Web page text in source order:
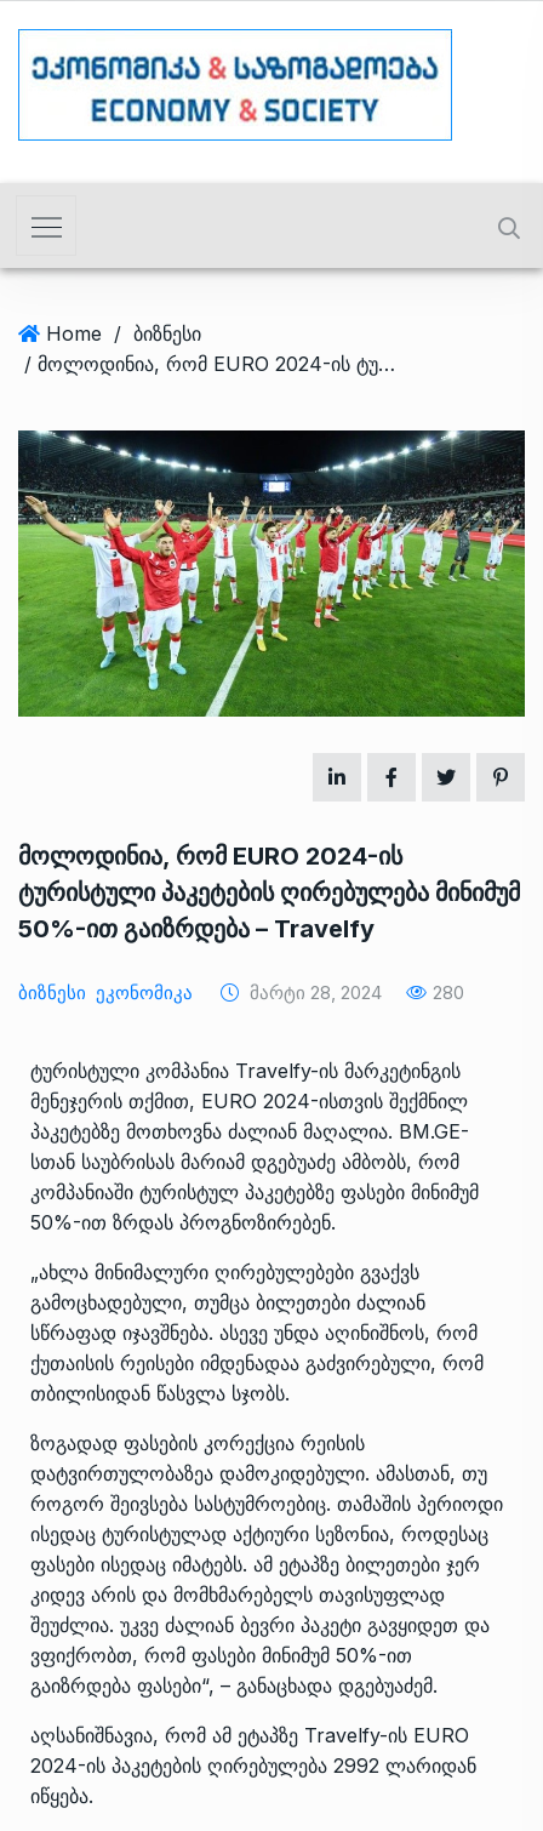
Home / ბიზნესი
/ მოლოდინია, რომ EURO 2024-ის ტურისტული პაკეტების ღირებულება მინიმუმ 50%-ით გაიზრდება – Travelfy
მოლოდინია, რომ EURO 2024-ის
ტურისტული პაკეტების ღირებულება მინიმუმ
50%-ით გაიზრდება – Travelfy
Ბიზნესი Ეკონომიკა Მარტი 28, 2024 280
ტურისტული კომპანია Travelfy-ის მარკეტინგის
მენეჯერის თქმით, EURO 2024-ისთვის შექმნილ
პაკეტებზე მოთხოვნა ძალიან მაღალია. BM.GE-
სთან საუბრისას მარიამ დგებუაძე ამბობს, რომ
კომპანიაში ტურისტულ პაკეტებზე ფასები მინიმუმ
50%-ით ზრდას პროგნოზირებენ.
„ახლა მინიმალური ღირებულებები გვაქვს
გამოცხადებული, თუმცა ბილეთები ძალიან
სწრაფად იჯავშნება. ასევე უნდა აღინიშნოს, რომ
ქუთაისის რეისები იმდენადაა გაძვირებული, რომ
თბილისიდან წასვლა სჯობს.
ზოგადად ფასების კორექცია რეისის
დატვირთულობაზეა დამოკიდებული. ამასთან, თუ
როგორ შეივსება სასტუმროებიც. თამაშის პერიოდი
ისედაც ტურისტულად აქტიური სეზონია, როდესაც
ფასები ისედაც იმატებს. ამ ეტაპზე ბილეთები ჯერ
კიდევ არის და მომხმარებელს თავისუფლად
შეუძლია. უკვე ძალიან ბევრი პაკეტი გავყიდეთ და
ვფიქრობთ, რომ ფასები მინიმუმ 50%-ით
გაიზრდება ფასები“, – განაცხადა დგებუაძემ.
აღსანიშნავია, რომ ამ ეტაპზე Travelfy-ის EURO
2024-ის პაკეტების ღირებულება 2992 ლარიდან
იწყება.